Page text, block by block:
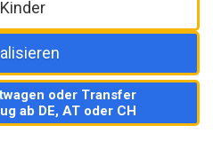
oder Transfer
ab DE, AT oder CH